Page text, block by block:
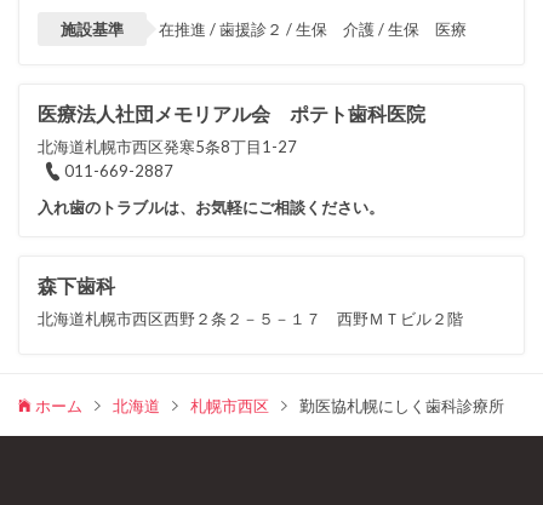
施設基準 在推進 / 歯援診２ / 生保 介護 / 生保 医療
医療法人社団メモリアル会 ポテト歯科医院
北海道札幌市西区発寒5条8丁目1-27
011-669-2887
入れ歯のトラブルは、お気軽にご相談ください。
森下歯科
北海道札幌市西区西野２条２－５－１７ 西野ＭＴビル２階
ホーム 北海道 札幌市西区 勤医協札幌にしく歯科診療所